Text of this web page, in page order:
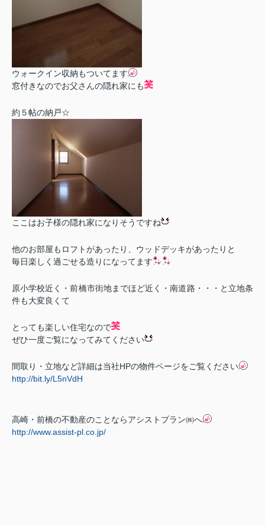
ウォークイン収納もついてます
窓付きなのでお父さんの隠れ家にも
約５帖の納戸☆
ここはお子様の隠れ家になりそうですね
他のお部屋もロフトがあったり、ウッドデッキがあったりと
毎日楽しく過ごせる造りになってます
原小学校近く・前橋市街地までほど近く・南道路・・・と立地条
件も大変良くて
とっても楽しい住宅なので
ぜひ一度ご覧になってみてください
間取り・立地など詳細は当社HPの物件ページをご覧ください
http://bit.ly/L5nVdH
高崎・前橋の不動産のことならアシストプラン㈱へ
http://www.assist-pl.co.jp/